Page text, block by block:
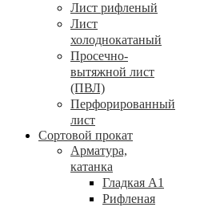
Лист рифленый
Лист
холоднокатаный
Просечно-
вытяжной лист
(ПВЛ)
Перфорированный
лист
Сортовой прокат
Арматура,
катанка
Гладкая А1
Рифленая